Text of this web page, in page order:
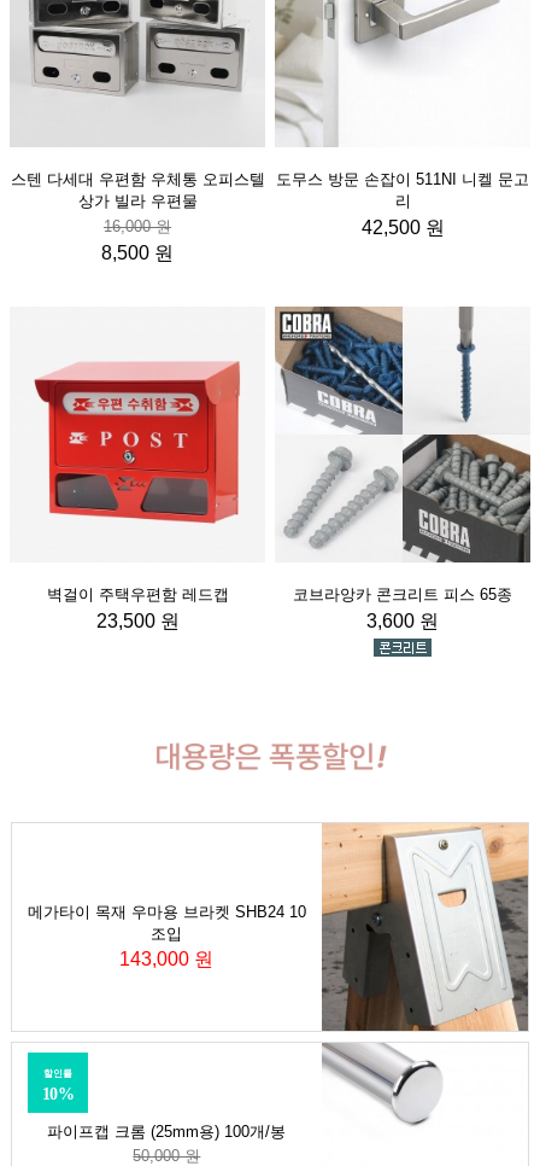
스텐 다세대 우편함 우체통 오피스텔
상가 빌라 우편물
16,000 원
8,500 원
도무스 방문 손잡이 511NI 니켈 문고
리
42,500 원
벽걸이 주택우편함 레드캡
23,500 원
코브라앙카 콘크리트 피스 65종
3,600 원
메가타이 목재 우마용 브라켓 SHB24 10
조입
143,000 원
파이프캡 크롬 (25mm용) 100개/봉
할인률
10%
50,000 원